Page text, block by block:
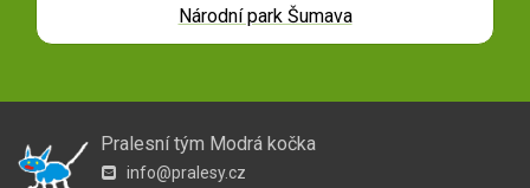
Národní park Šumava
Pralesní tým Modrá kočka
info@pralesy.cz